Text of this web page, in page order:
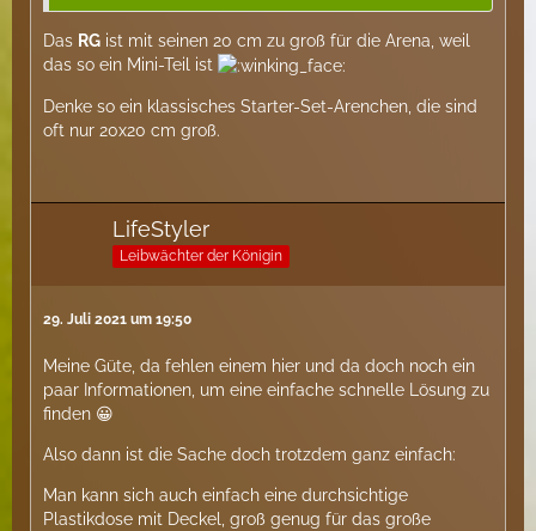
Das RG ist mit seinen 20 cm zu groß für die Arena, weil
das so ein Mini-Teil ist
Denke so ein klassisches Starter-Set-Arenchen, die sind
oft nur 20x20 cm groß.
LifeStyler
Leibwächter der Königin
29. Juli 2021 um 19:50
Meine Güte, da fehlen einem hier und da doch noch ein
paar Informationen, um eine einfache schnelle Lösung zu
finden 😀
Also dann ist die Sache doch trotzdem ganz einfach:
Man kann sich auch einfach eine durchsichtige
Plastikdose mit Deckel, groß genug für das große